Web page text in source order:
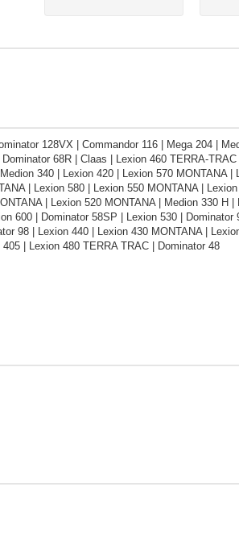
128VX | Commandor 116 | Mega 204 |
68R | Claas | Lexion 460 TERRA-
340 | Lexion 420 | Lexion 570 MONTANA |
| Lexion 580 | Lexion 550 MONTANA |
| Lexion 520 MONTANA | Medion 330 H
600 | Dominator 58SP | Lexion 530 |
98 | Lexion 440 | Lexion 430 MONTANA |
| Lexion 480 TERRA TRAC | Dominator 48